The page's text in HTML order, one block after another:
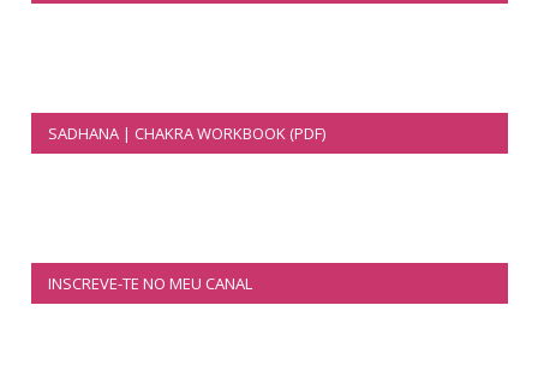
SADHANA | CHAKRA WORKBOOK (PDF)
INSCREVE-TE NO MEU CANAL